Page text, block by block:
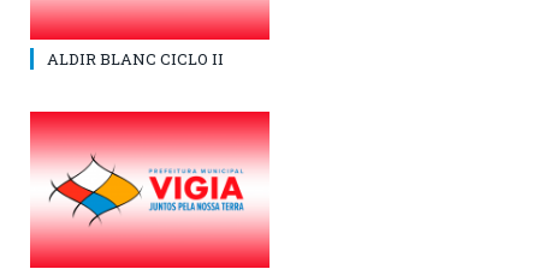
ALDIR BLANC CICLO II